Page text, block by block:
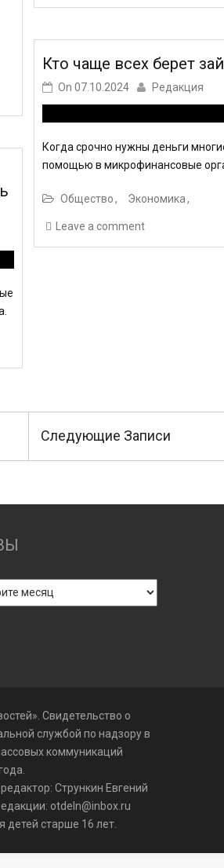
Кто чаще всех берет
On07.10.2024 Редакция
Когда срочно нужны деньги
помощью в микрофинансовые
Общество Экономика
Leave a comment
Следующие Записи
Свидетельство о
службой по надзору в
коммуникаций
Стрункин Евгений
otdeln@inbox.ru
детей старше 16 лет.